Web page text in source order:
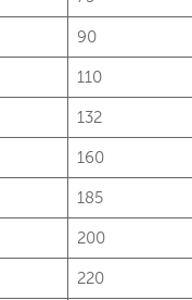
90
110
132
160
185
200
220